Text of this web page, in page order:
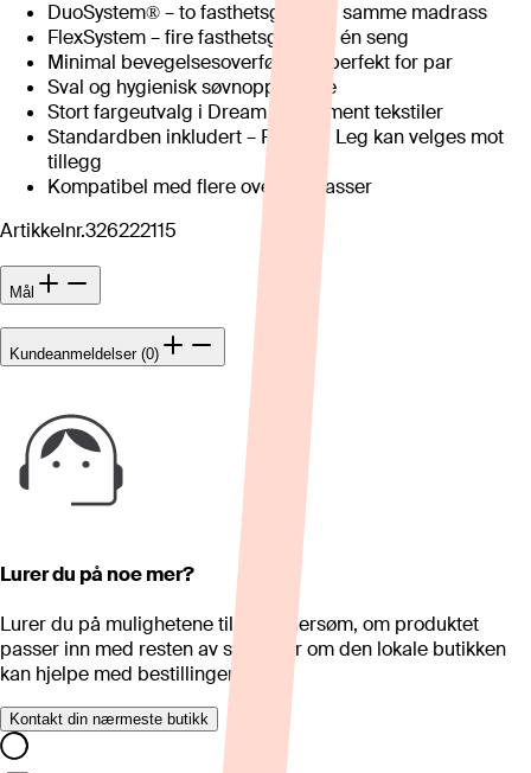
DuoSystem® – to fasthetsgrader i samme madrass
FlexSystem – fire fasthetsgrader i én seng
Minimal bevegelsesoverføring – perfekt for par
Sval og hygienisk søvnopplevelse
Stort fargeutvalg i Dream og Moment tekstiler
Standardben inkludert – Floating Leg kan velges mot
tillegg
Kompatibel med flere overmadrasser
Artikkelnr.326222115
Mål
Kundeanmeldelser (0)
Lurer du på noe mer?
Lurer du på mulighetene til skreddersøm, om produktet
passer inn med resten av stua eller om den lokale butikken
kan hjelpe med bestillingen?
Kontakt din nærmeste butikk